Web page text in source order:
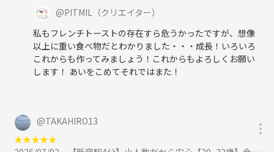
2~3チームに分かれて遊びます。男女比に関してはPITMILは女性の皆様
から熱い支持をいただいているので。女性の一人参加の方も安心してお
越しください。
～オーナーより～
「来てくれたみんなが一度きりのご縁じゃなくて
詳細情報は以上となります
集まってくれたみんなが全員友達になって、また会おうね！ご飯行こう
ね！遊ぼうね！って言ってくれるような関係になっていただけたら嬉し
@PITMIL
（クリエイター）
私もフレンチトーストの存在すら危うかったですが、想像
以上に重い食べ物だとわかりました・・・成長！いろいろ
これからも作ってみましょう！これからもよろしくお願い
します！ あいをこめてそれではまた！
@TAKAHIRO13
★★★★★